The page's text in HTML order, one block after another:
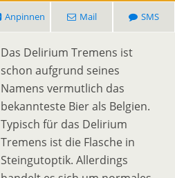
Anpinnen Mail SMS
Das Delirium Tremens ist
schon aufgrund seines
Namens vermutlich das
bekannteste Bier als Belgien.
Typisch für das Delirium
Tremens ist die Flasche in
Steingutoptik. Allerdings